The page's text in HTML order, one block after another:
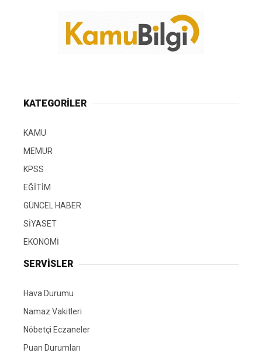
KATEGORİLER
KAMU
MEMUR
KPSS
EĞİTİM
GÜNCEL HABER
SİYASET
EKONOMİ
SERVİSLER
Hava Durumu
Namaz Vakitleri
Nöbetçi Eczaneler
Puan Durumları